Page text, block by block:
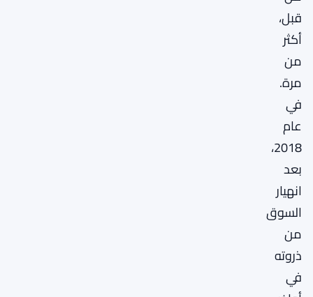
قبل،
أكثر
من
مرة.
في
عام
2018،
بعد
انهيار
السوق
من
ذروته
في